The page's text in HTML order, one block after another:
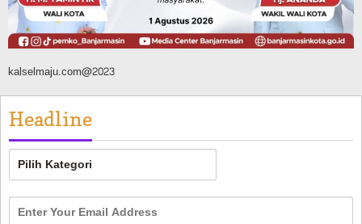
kalselmaju.com@2023
Headline
Headline